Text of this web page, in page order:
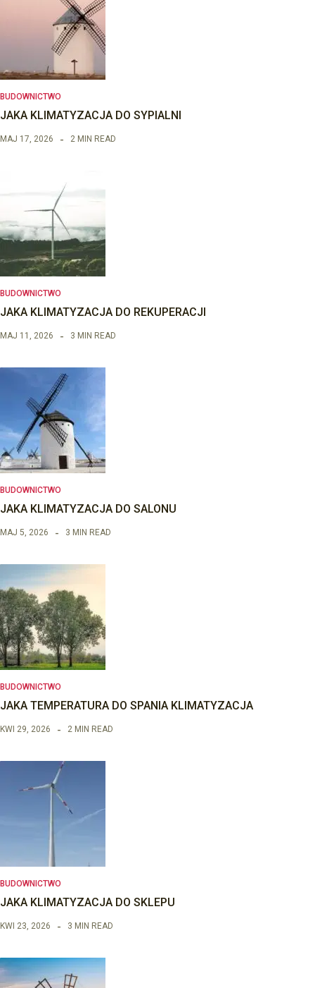
BUDOWNICTWO
JAKA KLIMATYZACJA DO SYPIALNI
MAJ 17, 2026 2 MIN READ
BUDOWNICTWO
JAKA KLIMATYZACJA DO REKUPERACJI
MAJ 11, 2026 3 MIN READ
BUDOWNICTWO
JAKA KLIMATYZACJA DO SALONU
MAJ 5, 2026 3 MIN READ
BUDOWNICTWO
JAKA TEMPERATURA DO SPANIA KLIMATYZACJA
KWI 29, 2026 2 MIN READ
BUDOWNICTWO
JAKA KLIMATYZACJA DO SKLEPU
KWI 23, 2026 3 MIN READ